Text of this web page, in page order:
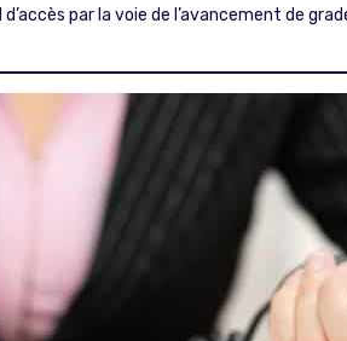
par la voie de l’avancement de